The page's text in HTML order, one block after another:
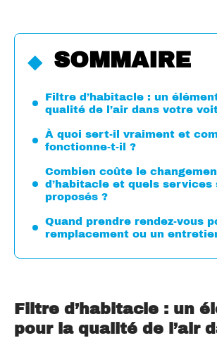
SOMMAIRE
Filtre d’habitacle : un
qualité de l’air dans votre
À quoi sert-il vraiment et
fonctionne-t-il ?
Combien coûte le
d’habitacle et quels services
proposés ?
Quand prendre rendez-vous
remplacement ou un
Filtre d’habitacle : un
pour la qualité de l’air